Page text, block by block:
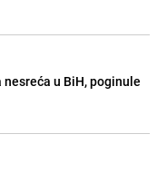
u BiH, poginule